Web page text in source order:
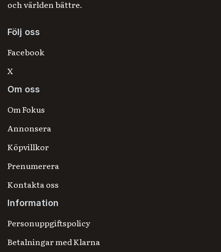
och världen bättre.
Följ oss
Facebook
X
Om oss
Om Fokus
Annonsera
Köpvillkor
Prenumerera
Kontakta oss
Information
Personuppgiftspolicy
Betalningar med Klarna